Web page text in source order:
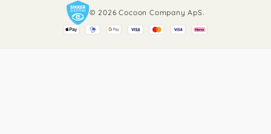
Tyskland (EUR)
Østrig (EUR)
© 2026 Cocoon Company ApS.